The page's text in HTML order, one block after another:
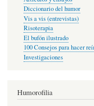
Diccionario del humor
Vis a vis (entrevistas)
Risoterapia
El bufón ilustrado
100 Consejos para hacer
Investigaciones
Humorofilia